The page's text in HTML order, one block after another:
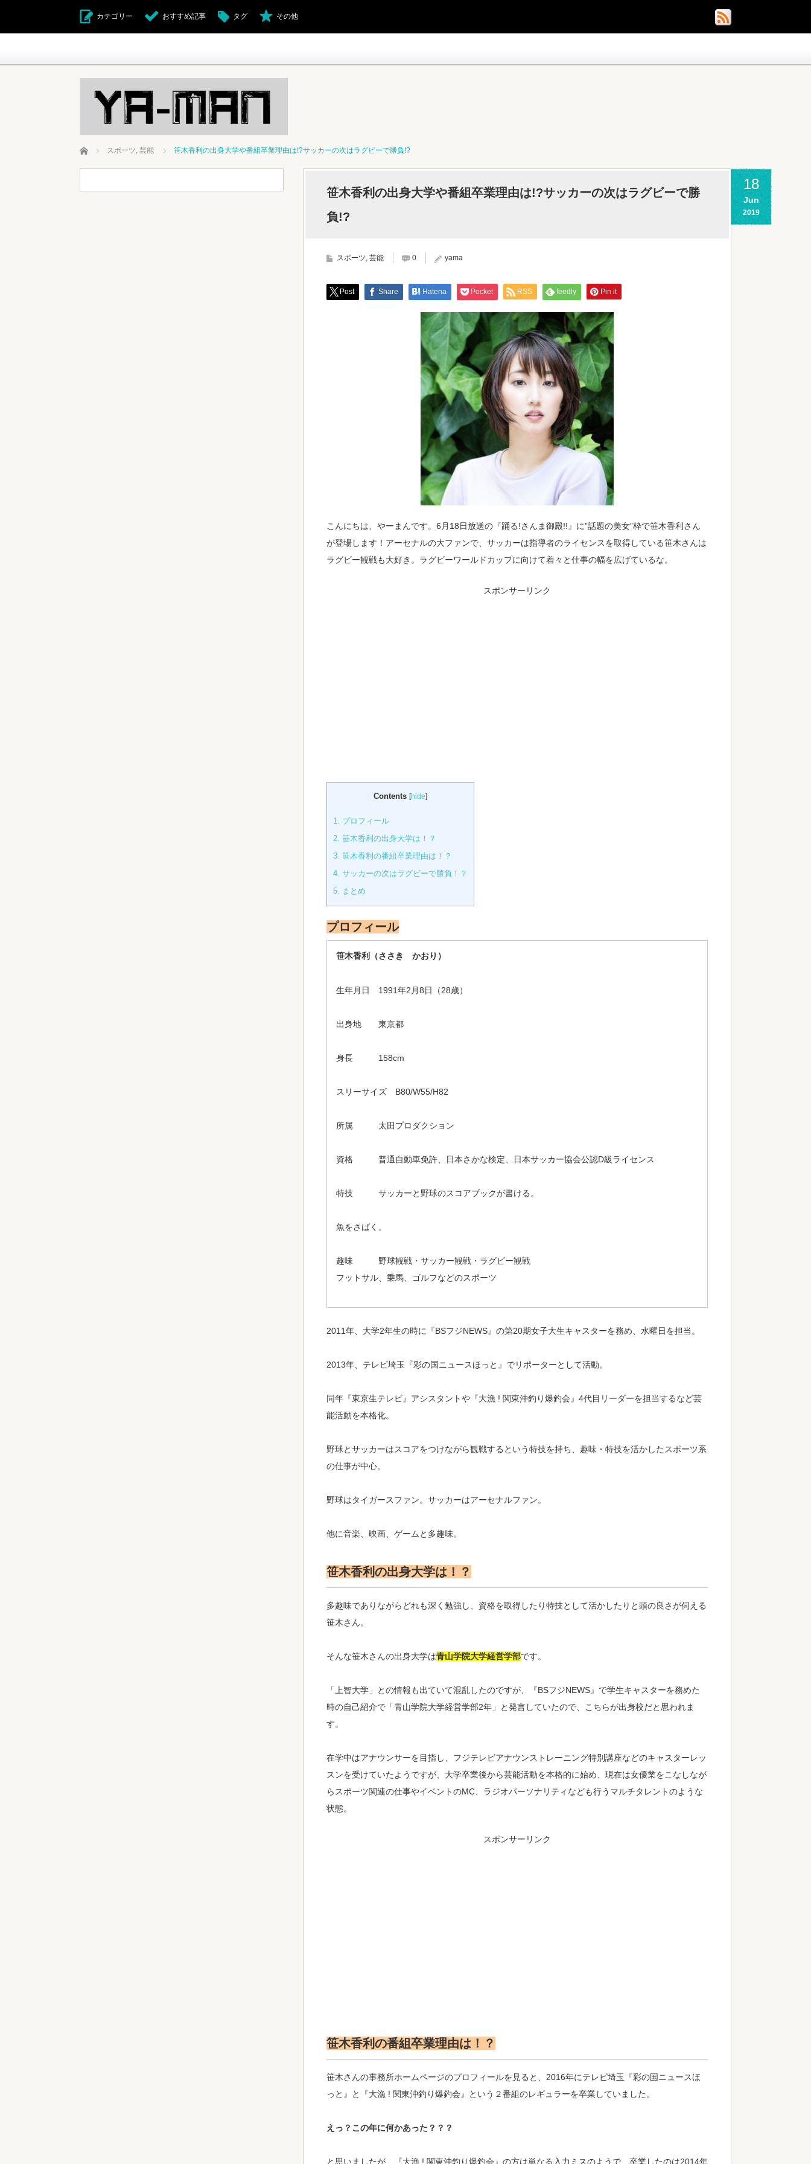
カテゴリー おすすめ記事 タグ その他
ホーム スポーツ, 芸能 笹木香利の出身大学や番組卒業理由は!?サッカーの次はラグビーで勝負!?
18
Jun
2019
笹木香利の出身大学や番組卒業理由は!?サッカーの次はラグビーで勝
負!?
スポーツ, 芸能 0 yama
Post Share Hatena Pocket RSS feedly Pin it
こんにちは、やーまんです。6月18日放送の『踊る!さんま御殿!!』に”話題の美女”枠で笹木香利さん
が登場します！アーセナルの大ファンで、サッカーは指導者のライセンスを取得している笹木さんは
ラグビー観戦も大好き。ラグビーワールドカップに向けて着々と仕事の幅を広げているな。
スポンサーリンク
Contents [hide]
1. プロフィール
2. 笹木香利の出身大学は！？
3. 笹木香利の番組卒業理由は！？
4. サッカーの次はラグビーで勝負！？
5. まとめ
プロフィール
笹木香利（ささき かおり）
生年月日 1991年2月8日（28歳）
出身地 東京都
身長 158cm
スリーサイズ B80/W55/H82
所属 太田プロダクション
資格 普通自動車免許、日本さかな検定、日本サッカー協会公認D級ライセンス
特技 サッカーと野球のスコアブックが書ける。
魚をさばく。
趣味 野球観戦・サッカー観戦・ラグビー観戦
フットサル、乗馬、ゴルフなどのスポーツ
2011年、大学2年生の時に『BSフジNEWS』の第20期女子大生キャスターを務め、水曜日を担当。
2013年、テレビ埼玉『彩の国ニュースほっと』でリポーターとして活動。
同年『東京生テレビ』アシスタントや『大漁 ! 関東沖釣り爆釣会』4代目リーダーを担当するなど芸
能活動を本格化。
野球とサッカーはスコアをつけながら観戦するという特技を持ち、趣味・特技を活かしたスポーツ系
の仕事が中心。
野球はタイガースファン。サッカーはアーセナルファン。
他に音楽、映画、ゲームと多趣味。
笹木香利の出身大学は！？
多趣味でありながらどれも深く勉強し、資格を取得したり特技として活かしたりと頭の良さが伺える
笹木さん。
そんな笹木さんの出身大学は青山学院大学経営学部です。
「上智大学」との情報も出ていて混乱したのですが、『BSフジNEWS』で学生キャスターを務めた
時の自己紹介で「青山学院大学経営学部2年」と発言していたので、こちらが出身校だと思われま
す。
在学中はアナウンサーを目指し、フジテレビアナウンストレーニング特別講座などのキャスターレッ
スンを受けていたようですが、大学卒業後から芸能活動を本格的に始め、現在は女優業をこなしなが
らスポーツ関連の仕事やイベントのMC、ラジオパーソナリティなども行うマルチタレントのような
状態。
スポンサーリンク
笹木香利の番組卒業理由は！？
笹木さんの事務所ホームページのプロフィールを見ると、2016年にテレビ埼玉『彩の国ニュースほ
っと』と『大漁 ! 関東沖釣り爆釣会』という２番組のレギュラーを卒業していました。
えっ？この年に何かあった？？？
と思いましたが、『大漁 ! 関東沖釣り爆釣会』の方は単なる入力ミスのようで、卒業したのは2014年